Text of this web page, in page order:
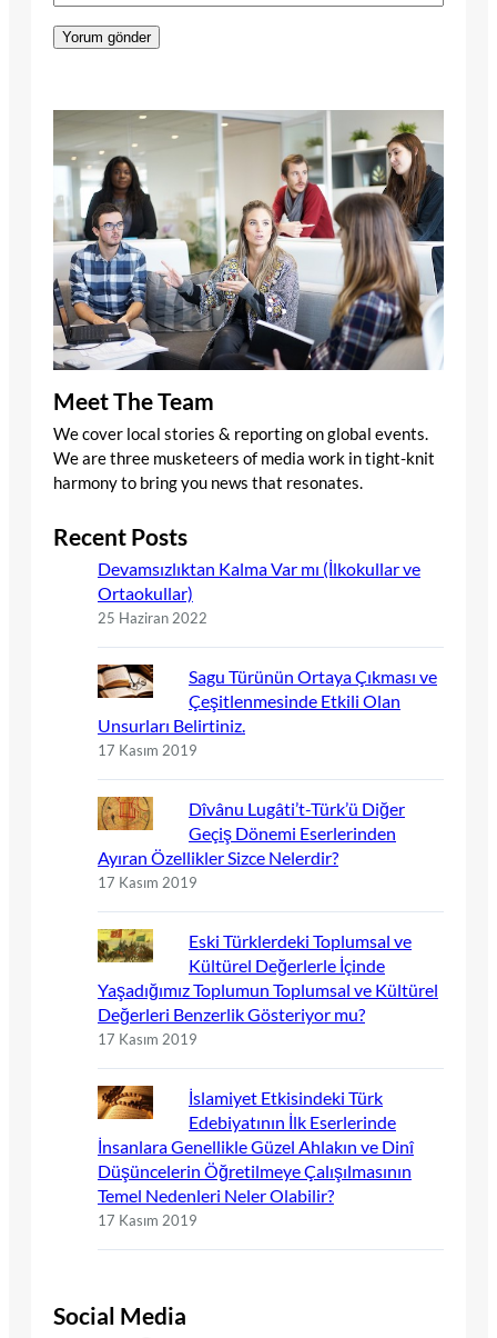
Meet The Team
We cover local stories & reporting on global events.
We are three musketeers of media work in tight-knit
harmony to bring you news that resonates.
Recent Posts
Devamsızlıktan Kalma Var mı (İlkokullar ve
Ortaokullar)
25 Haziran 2022
Sagu Türünün Ortaya Çıkması ve
Çeşitlenmesinde Etkili Olan
Unsurları Belirtiniz.
17 Kasım 2019
Dîvânu Lugâti’t-Türk’ü Diğer
Geçiş Dönemi Eserlerinden
Ayıran Özellikler Sizce Nelerdir?
17 Kasım 2019
Eski Türklerdeki Toplumsal ve
Kültürel Değerlerle İçinde
Yaşadığımız Toplumun Toplumsal ve Kültürel
Değerleri Benzerlik Gösteriyor mu?
17 Kasım 2019
İslamiyet Etkisindeki Türk
Edebiyatının İlk Eserlerinde
İnsanlara Genellikle Güzel Ahlakın ve Dinî
Düşüncelerin Öğretilmeye Çalışılmasının
Temel Nedenleri Neler Olabilir?
17 Kasım 2019
Social Media